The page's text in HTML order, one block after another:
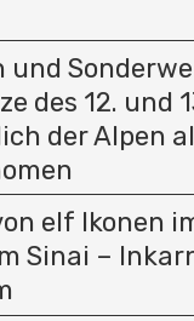
des 12. und
der Alpen
elf Ikonen
Sinai –